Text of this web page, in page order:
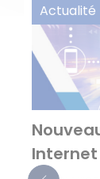
Actualité